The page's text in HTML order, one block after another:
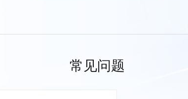
常见问题